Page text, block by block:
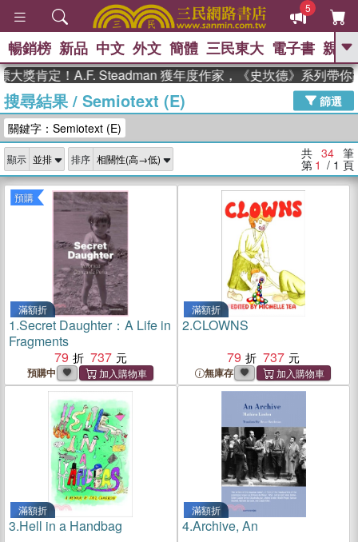
5
GO
熱搜： 高希均教授回憶錄
、 The Odyssey 、 父親節 、 花開錦
李登輝時代 、 數學女孩：黎曼猜想
、
如果歷史是一
群喵 、 臺灣漫遊錄
暢銷榜 新品 中文 外文 簡體 三民東大 電子書 親子
定！A.F. Steadman 獲年度作家，《史坎德》系列帶你踏上
搜尋結果/ Semiotext (E)
篩選
關鍵字：Semiotext (E)
顯示 排序 共 34 筆
第 1 / 1 頁
預購
滿額折
1.Secret Daughter：A Life in
Fragments
79
737
預購中
滿額折
2.CLOWNS
79
737
無庫存
滿額折
3.Hell in a Handbag
滿額折
4.Archive, An